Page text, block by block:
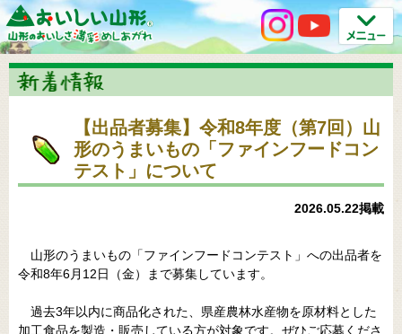
【出品者募集】令和8年度（第7回）山
形のうまいもの「ファインフードコン
テスト」について
2026.05.22掲載
山形のうまいもの「ファインフードコンテスト」への出品者を
令和8年6月12日（金）まで募集しています。
過去3年以内に商品化された、県産農林水産物を原材料とした
加工食品を製造・販売している方が対象です。ぜひご応募くださ